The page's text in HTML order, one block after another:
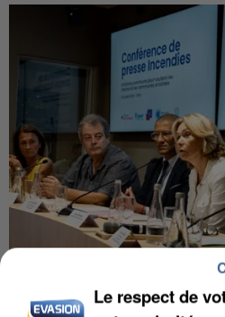
INCENDIES : L’ÎLE-DE-
Le respect de